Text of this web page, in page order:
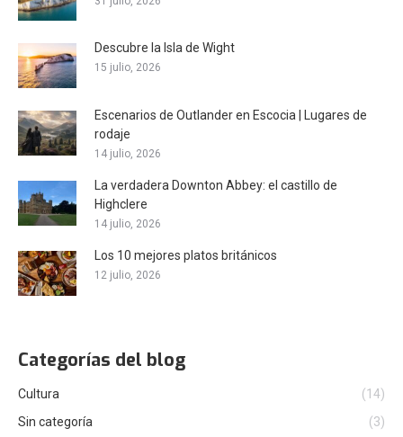
Descubre la Isla de Wight
15 julio, 2026
Escenarios de Outlander en Escocia | Lugares de
rodaje
14 julio, 2026
La verdadera Downton Abbey: el castillo de
Highclere
14 julio, 2026
Los 10 mejores platos británicos
12 julio, 2026
Categorías del blog
Cultura
(14)
Sin categoría
(3)